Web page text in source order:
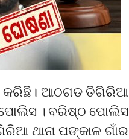
କରିଛି। ଆଠଗଡ ତିଗିରିଆ
। ବରିଷ୍ଠ ପୋଲିସ
ଥାନା ପଙ୍କାଳ ଗାଁର